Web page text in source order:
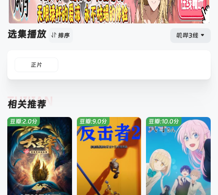
选集播放 排序 叽哔3线
正片
相关推荐
TUIJIAN
豆瓣:2.0分 豆瓣:9.0分 豆瓣:10.0分